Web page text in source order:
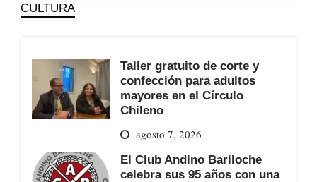
CULTURA
Taller gratuito de corte y
confección para adultos
mayores en el Círculo
Chileno
agosto 7, 2026
El Club Andino Bariloche
celebra sus 95 años con una